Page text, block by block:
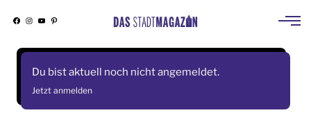
Skip
Facebook
Instagram
YouTube
Pinterest
Du bist aktuell noch nicht angemeldet.
Jetzt anmelden